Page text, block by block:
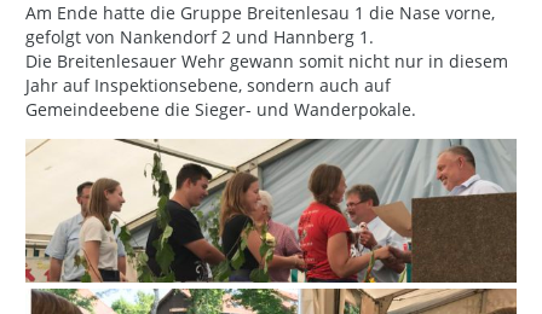
Am Ende hatte die Gruppe Breitenlesau 1 die Nase vorne,
gefolgt von Nankendorf 2 und Hannberg 1.
Die Breitenlesauer Wehr gewann somit nicht nur in diesem
Jahr auf Inspektionsebene, sondern auch auf
Gemeindeebene die Sieger- und Wanderpokale.